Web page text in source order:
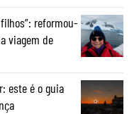
reformou-
viagem de
este é o guia